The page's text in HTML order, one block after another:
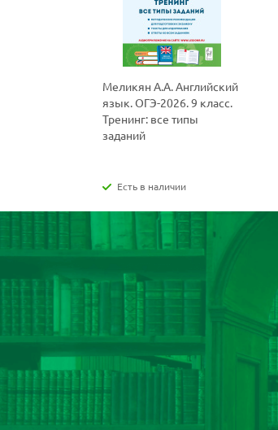
Меликян А.А. Английский
язык. ОГЭ-2026. 9 класс.
Тренинг: все типы
заданий
Есть в наличии